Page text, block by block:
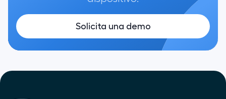
Solicita una demo